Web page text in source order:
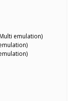
emulation)